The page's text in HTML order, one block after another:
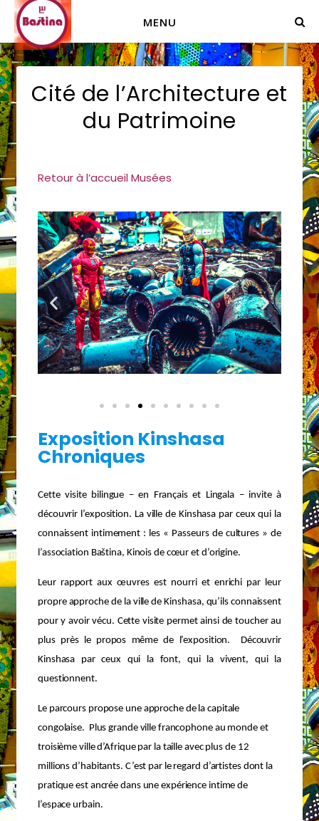
MENU
Cité de l’Architecture et
du Patrimoine
Retour à l’accueil Musées
Exposition Kinshasa
Chroniques
Cette visite bilingue – en Français et Lingala – invite à
découvrir l’exposition. La ville de Kinshasa par ceux qui la
connaissent intimement : les « Passeurs de cultures » de
l’association Baština, Kinois de cœur et d’origine.
Leur rapport aux œuvres est nourri et enrichi par leur
propre approche de la ville de Kinshasa, qu’ils connaissent
pour y avoir vécu. Cette visite permet ainsi de toucher au
plus près le propos même de l’exposition. Découvrir
Kinshasa par ceux qui la font, qui la vivent, qui la
questionnent.
Le parcours propose une approche de la capitale
congolaise. Plus grande ville francophone au monde et
troisième ville d’Afrique par la taille avec plus de 12
millions d’habitants. C’est par le regard d’artistes dont la
pratique est ancrée dans une expérience intime de
l’espace urbain.